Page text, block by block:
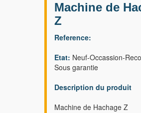
Machine de
Z
Reference:
Etat: Neuf-Occassion-
Sous garantie
Description du produit
Machine de Hachage Z